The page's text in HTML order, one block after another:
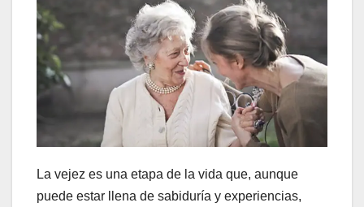
La vejez es una etapa de la vida que, aunque
puede estar llena de sabiduría y experiencias,